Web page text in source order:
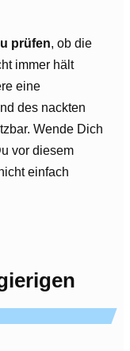
prüfen, ob die
immer hält
eine
des nackten
Wende Dich
vor diesem
einfach